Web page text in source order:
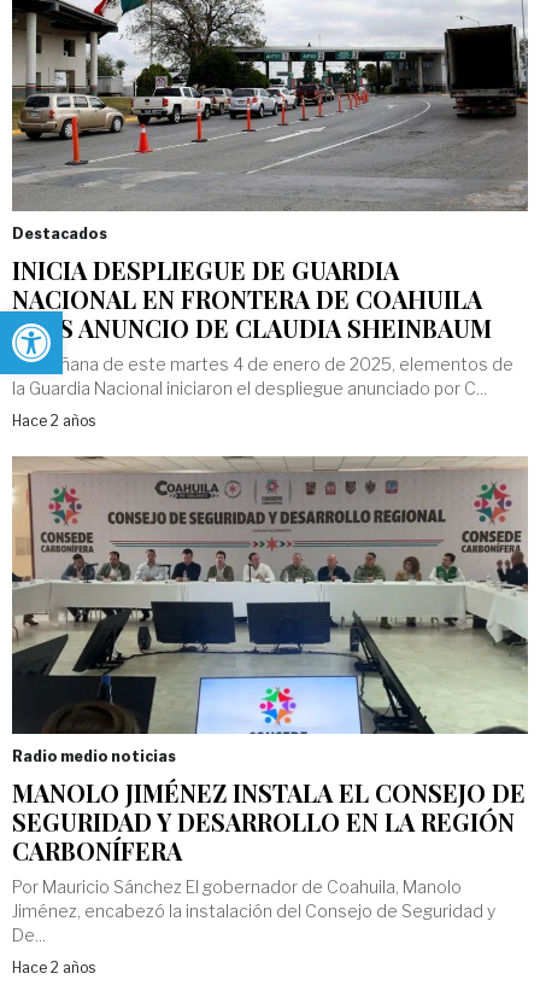
Abrir barra de herramientas
Destacados
INICIA DESPLIEGUE DE GUARDIA
NACIONAL EN FRONTERA DE COAHUILA
TRAS ANUNCIO DE CLAUDIA SHEINBAUM
La mañana de este martes 4 de enero de 2025, elementos de
la Guardia Nacional iniciaron el despliegue anunciado por C...
Hace 2 años
Radio medio noticias
MANOLO JIMÉNEZ INSTALA EL CONSEJO DE
SEGURIDAD Y DESARROLLO EN LA REGIÓN
CARBONÍFERA
Por Mauricio Sánchez El gobernador de Coahuila, Manolo
Jiménez, encabezó la instalación del Consejo de Seguridad y
De...
Hace 2 años